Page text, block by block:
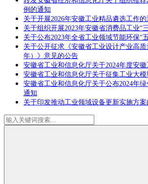
例的通知
关于开展2026年安徽工业精品遴选工作的
关于组织开展2023年安徽省消费品工业“
关于公布2023年全省工业领域节能环保“
关于公开征求《安徽省工业设计产业高
年）》意见的公告
安徽省工业和信息化厅关于2024年度安
安徽省工业和信息化厅关于征集工业大
安徽省工业和信息化厅关于公布2024年
通知
关于印发推动工业领域设备更新实施方案